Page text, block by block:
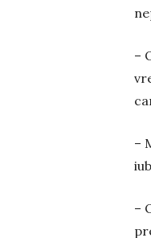
–
–
–